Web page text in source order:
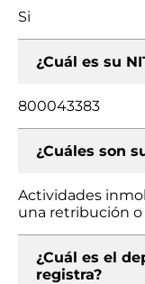
Si
¿Cuál es su
800043383
¿Cuáles son
Actividades
una retribución
¿Cuál es el
registra?